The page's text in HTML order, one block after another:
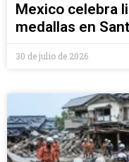
Mexico celebra
medallas en
30 de julio de 2026